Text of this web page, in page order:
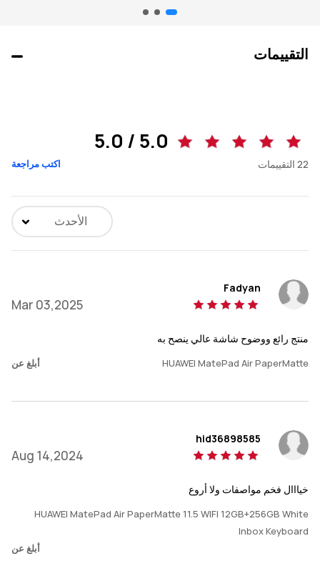
التقييمات
5.0 / 5.0
22 التقييمات اكتب مراجعة
الأحدث
Fadyan
Mar 03,2025
منتج رائع ووضوح شاشة عالي ينصح به
HUAWEI MatePad Air PaperMatte أبلغ عن
hid36898585
Aug 14,2024
خيااال فخم مواصفات ولا أروع
HUAWEI MatePad Air PaperMatte 11.5 WIFI 12GB+256GB White
Inbox Keyboard
أبلغ عن